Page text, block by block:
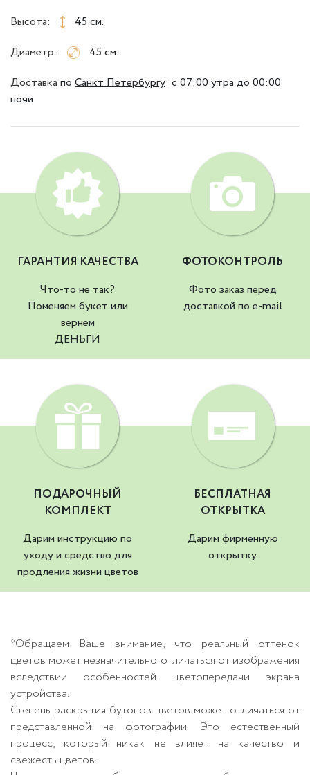
Высота:
45 см.
Диаметр:
45 см.
Доставка по Санкт Петербургу: с 07:00 утра до 00:00
ночи
ГАРАНТИЯ КАЧЕСТВА
Что-то не так?
Поменяем букет или
вернем
ДЕНЬГИ
ФОТОКОНТРОЛЬ
Фото заказ перед
доставкой по e-mail
ПОДАРОЧНЫЙ
КОМПЛЕКТ
Дарим инструкцию по
уходу и средство для
продления жизни цветов
БЕСПЛАТНАЯ
ОТКРЫТКА
Дарим фирменную
открытку
*Обращаем Ваше внимание, что реальный оттенок
цветов может незначительно отличаться от изображения
вследствии особенностей цветопередачи экрана
устройства.
Степень раскрытия бутонов цветов может отличаться от
представленной на фотографии. Это естественный
процесс, который никак не влияет на качество и
свежесть цветов.